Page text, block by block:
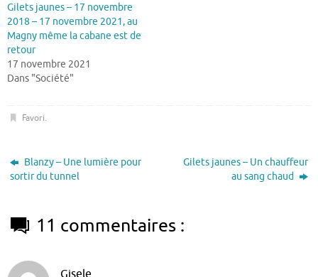
Gilets jaunes – 17 novembre
2018 – 17 novembre 2021, au
Magny même la cabane est de
retour
17 novembre 2021
Dans "Société"
Favori.
Blanzy – Une lumière pour
sortir du tunnel
Gilets jaunes – Un chauffeur
au sang chaud
11 commentaires :
Gisele